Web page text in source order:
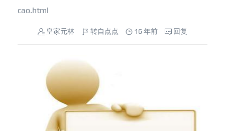
cao.html
皇家元林 转自点点 16 年前 回复